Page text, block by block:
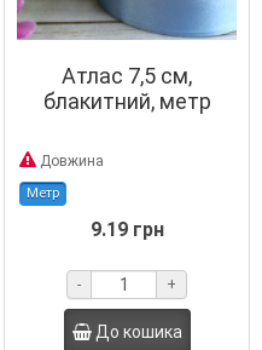
Атлас 7,5 см,
блакитний, метр
Довжина
Метр
9.19 грн
- +
До кошика